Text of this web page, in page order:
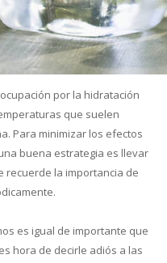
por la hidratación
que suelen
Para minimizar los efectos
buena estrategia es llevar
recuerde la importancia de
es igual de importante que
hora de decirle adiós a las